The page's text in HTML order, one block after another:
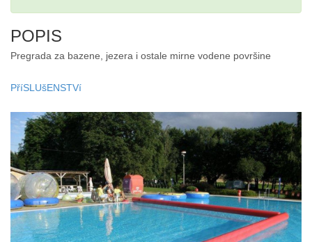
POPIS
Pregrada za bazene, jezera i ostale mirne vodene površine
PříSLUšENSTVí